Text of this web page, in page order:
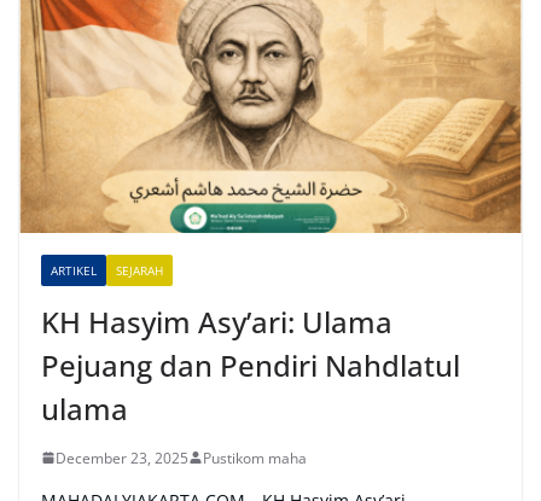
t
v
ARTIKEL SEJARAH
KH Hasyim Asy’ari: Ulama
Pejuang dan Pendiri Nahdlatul
ulama
December 23, 2025 Pustikom maha